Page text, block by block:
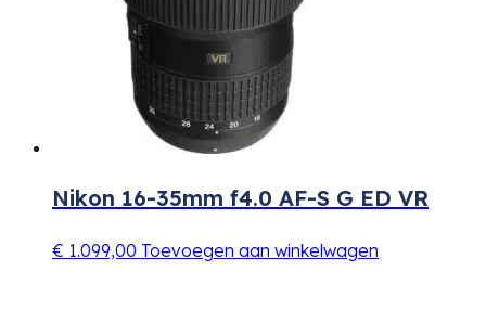
Nikon 16-35mm f4.0 AF-S G ED VR
€ 1.099,00 Toevoegen aan winkelwagen